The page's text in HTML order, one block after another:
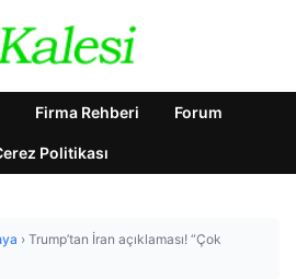
Firma Rehberi Forum
Politikası
› Trump’tan İran açıklaması! “Çok